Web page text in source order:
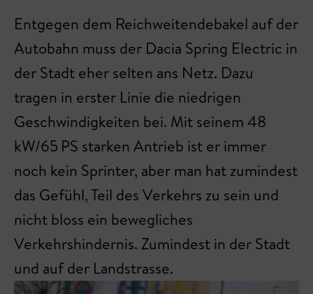
Entgegen dem Reichweitendebakel auf der
Autobahn muss der Dacia Spring Electric in
der Stadt eher selten ans Netz. Dazu
tragen in erster Linie die niedrigen
Geschwindigkeiten bei. Mit seinem 48
kW/65 PS starken Antrieb ist er immer
noch kein Sprinter, aber man hat zumindest
das Gefühl, Teil des Verkehrs zu sein und
nicht bloss ein bewegliches
Verkehrshindernis. Zumindest in der Stadt
und auf der Landstrasse.